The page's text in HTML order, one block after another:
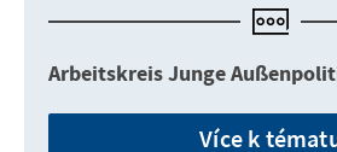
Arbeitskreis Junge
Více k